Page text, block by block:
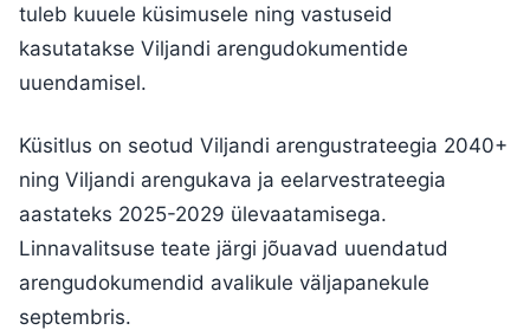
tuleb kuuele küsimusele ning vastuseid
kasutatakse Viljandi arengudokumentide
uuendamisel.
Küsitlus on seotud Viljandi arengustrateegia 2040+
ning Viljandi arengukava ja eelarvestrateegia
aastateks 2025-2029 ülevaatamisega.
Linnavalitsuse teate järgi jõuavad uuendatud
arengudokumendid avalikule väljapanekule
septembris.